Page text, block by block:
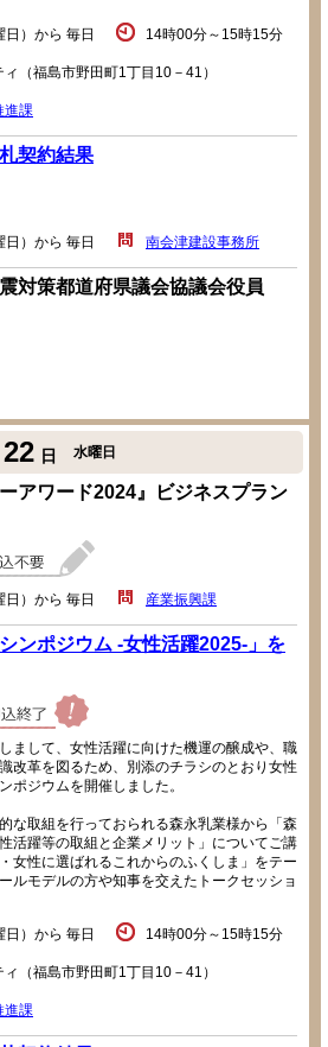
）から 毎日 14時00分～15時15分
（福島市野田町1丁目10－41）
進課
契約結果
）から 毎日 南会津建設事務所
対策都道府県議会協議会役員
22 日 水曜日
アワード2024』ビジネスプラン
）から 毎日 産業振興課
ンポジウム -女性活躍2025-」を
まして、女性活躍に向けた機運の醸成や、職
改革を図るため、別添のチラシのとおり女性
ポジウムを開催しました。
な取組を行っておられる森永乳業様から「森
活躍等の取組と企業メリット」についてご講
女性に選ばれるこれからのふくしま」をテー
ルモデルの方や知事を交えたトークセッショ
）から 毎日 14時00分～15時15分
（福島市野田町1丁目10－41）
進課